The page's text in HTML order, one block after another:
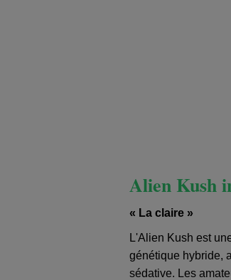
Alien Kush
« La claire »
L'Alien Kush est
génétique hybride,
sédative. Les